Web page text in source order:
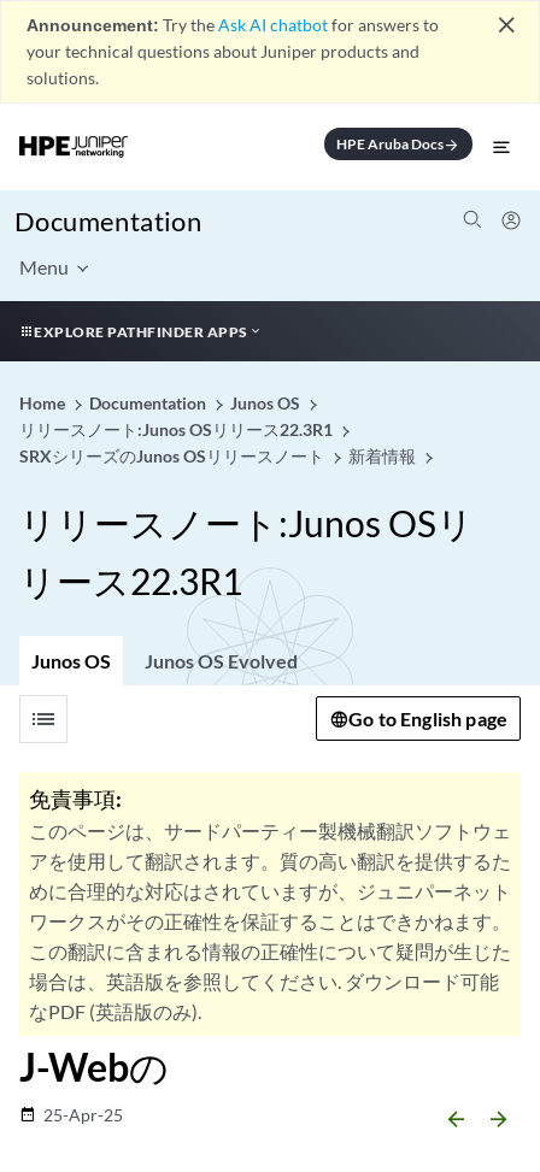
Announcement: Try theAsk AI chatbotfor answers to
your technical questions about Juniper products and
solutions.
close
HPE Aruba Docsarrow_forward
Documentation
Menu
EXPLORE PATHFINDER APPS
Home Documentation
Junos OS
リリースノート:Junos OSリリース22.3R1
SRXシリーズのJunos OSリリースノート
新着情報
リリースノート:Junos OSリ
リース22.3R1
Junos OS Junos OS Evolved
list Go to English page
免責事項:
このページは、サードパーティー製機械翻訳ソフトウェ
アを使用して翻訳されます。質の高い翻訳を提供するた
めに合理的な対応はされていますが、ジュニパーネット
ワークスがその正確性を保証することはできかねます。
この翻訳に含まれる情報の正確性について疑問が生じた
場合は、英語版を参照してください. ダウンロード可能
なPDF (英語版のみ).
J-Webの
date_range 25-Apr-25 arrow_backward arrow_forward